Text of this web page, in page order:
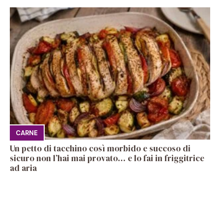
CARNE
Un petto di tacchino così morbido e succoso di
sicuro non l’hai mai provato… e lo fai in friggitrice
ad aria